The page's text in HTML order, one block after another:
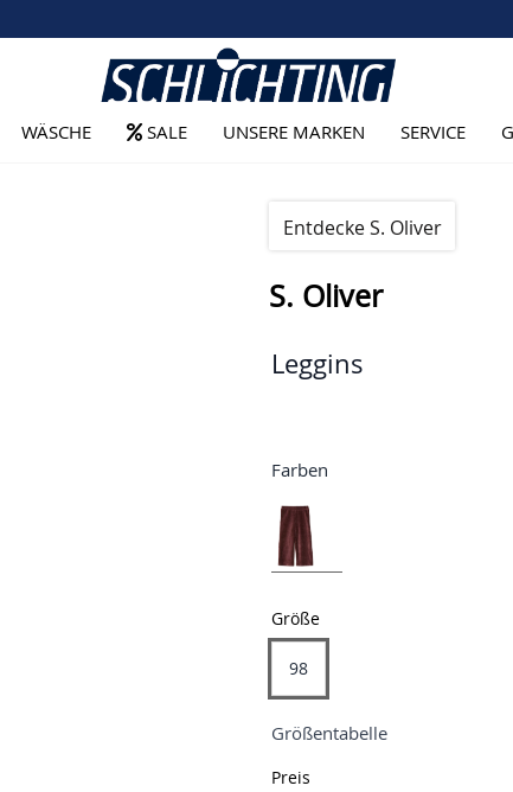
WÄSCHE SALE UNSERE MARKEN SERVICE
Entdecke S. Oliver
S. Oliver
Leggins
Farben
Größe
98
Größentabelle
Preis